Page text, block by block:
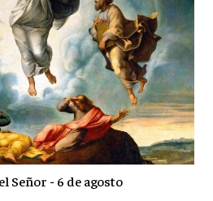
Señor - 6 de agosto